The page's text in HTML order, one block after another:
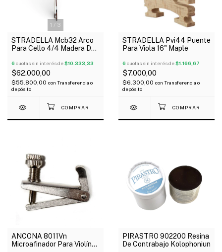
1 / 3
STRADELLA Mcb32 Arco
Para Cello 4/4 Madera De
6 cuotas sin interés de$10.333,33
$62.000,00
$55.800,00 con Transferencia o
depósito
STRADELLA Pvi44 Puente
Para Viola 16" Maple
6 cuotas sin interés de$1.166,67
$7.000,00
$6.300,00 con Transferencia o
depósito
ANCONA 8011Vn
Microafinador Para Violín
PIRASTRO 902200 Resina
De Contrabajo Kolophoniun